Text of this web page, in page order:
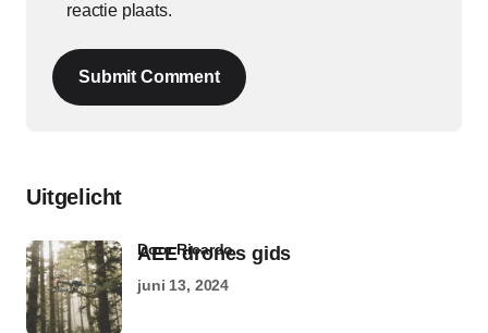
reactie plaats.
Submit Comment
Uitgelicht
AEE drones gids
door Ricardo
juni 13, 2024